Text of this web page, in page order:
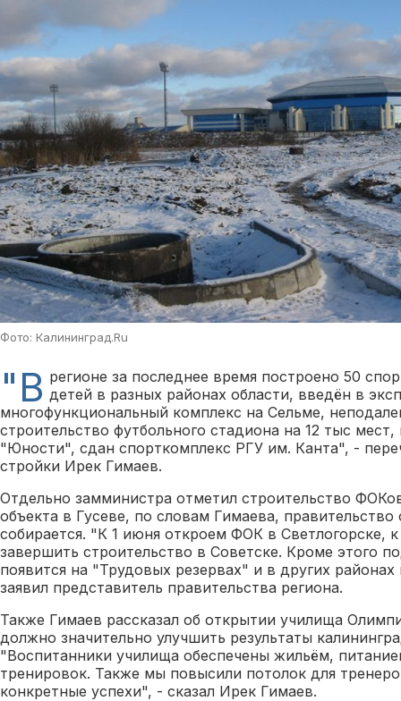
Фото: Калининград.Ru
"В регионе за последнее время построено 50
детей в разных районах области, введён в
многофункциональный комплекс на Сельме,
строительство футбольного стадиона на 12 тыс
"Юности", сдан спорткомплекс РГУ им. Канта", -
стройки Ирек Гимаев.
Отдельно замминистра отметил строительство
объекта в Гусеве, по словам Гимаева, правительство
собирается. "К 1 июня откроем ФОК в Светлогорске,
завершить строительство в Советске. Кроме этого
появится на "Трудовых резервах" и в других
заявил представитель правительства региона.
Также Гимаев рассказал об открытии училища
должно значительно улучшить результаты
"Воспитанники училища обеспечены жильём,
тренировок. Также мы повысили потолок для
конкретные успехи", - сказал Ирек Гимаев.